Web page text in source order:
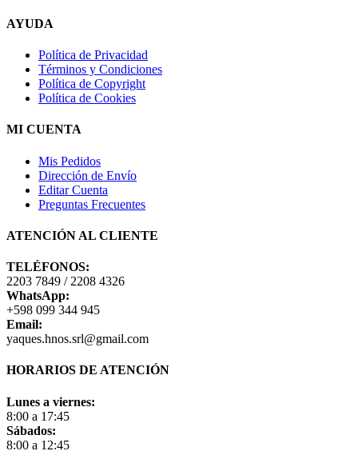
AYUDA
Política de Privacidad
Términos y Condiciones
Política de Copyright
Política de Cookies
MI CUENTA
Mis Pedidos
Dirección de Envío
Editar Cuenta
Preguntas Frecuentes
ATENCIÓN AL CLIENTE
TELÉFONOS:
2203 7849 / 2208 4326
WhatsApp:
+598 099 344 945
Email:
yaques.hnos.srl@gmail.com
HORARIOS DE ATENCIÓN
Lunes a viernes:
8:00 a 17:45
Sábados:
8:00 a 12:45